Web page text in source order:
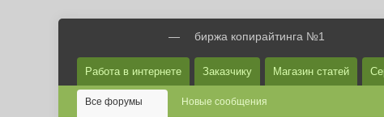
— биржа копирайтинга №1
Работа в интернете Заказчику Магазин статей
Все форумы Новые сообщения